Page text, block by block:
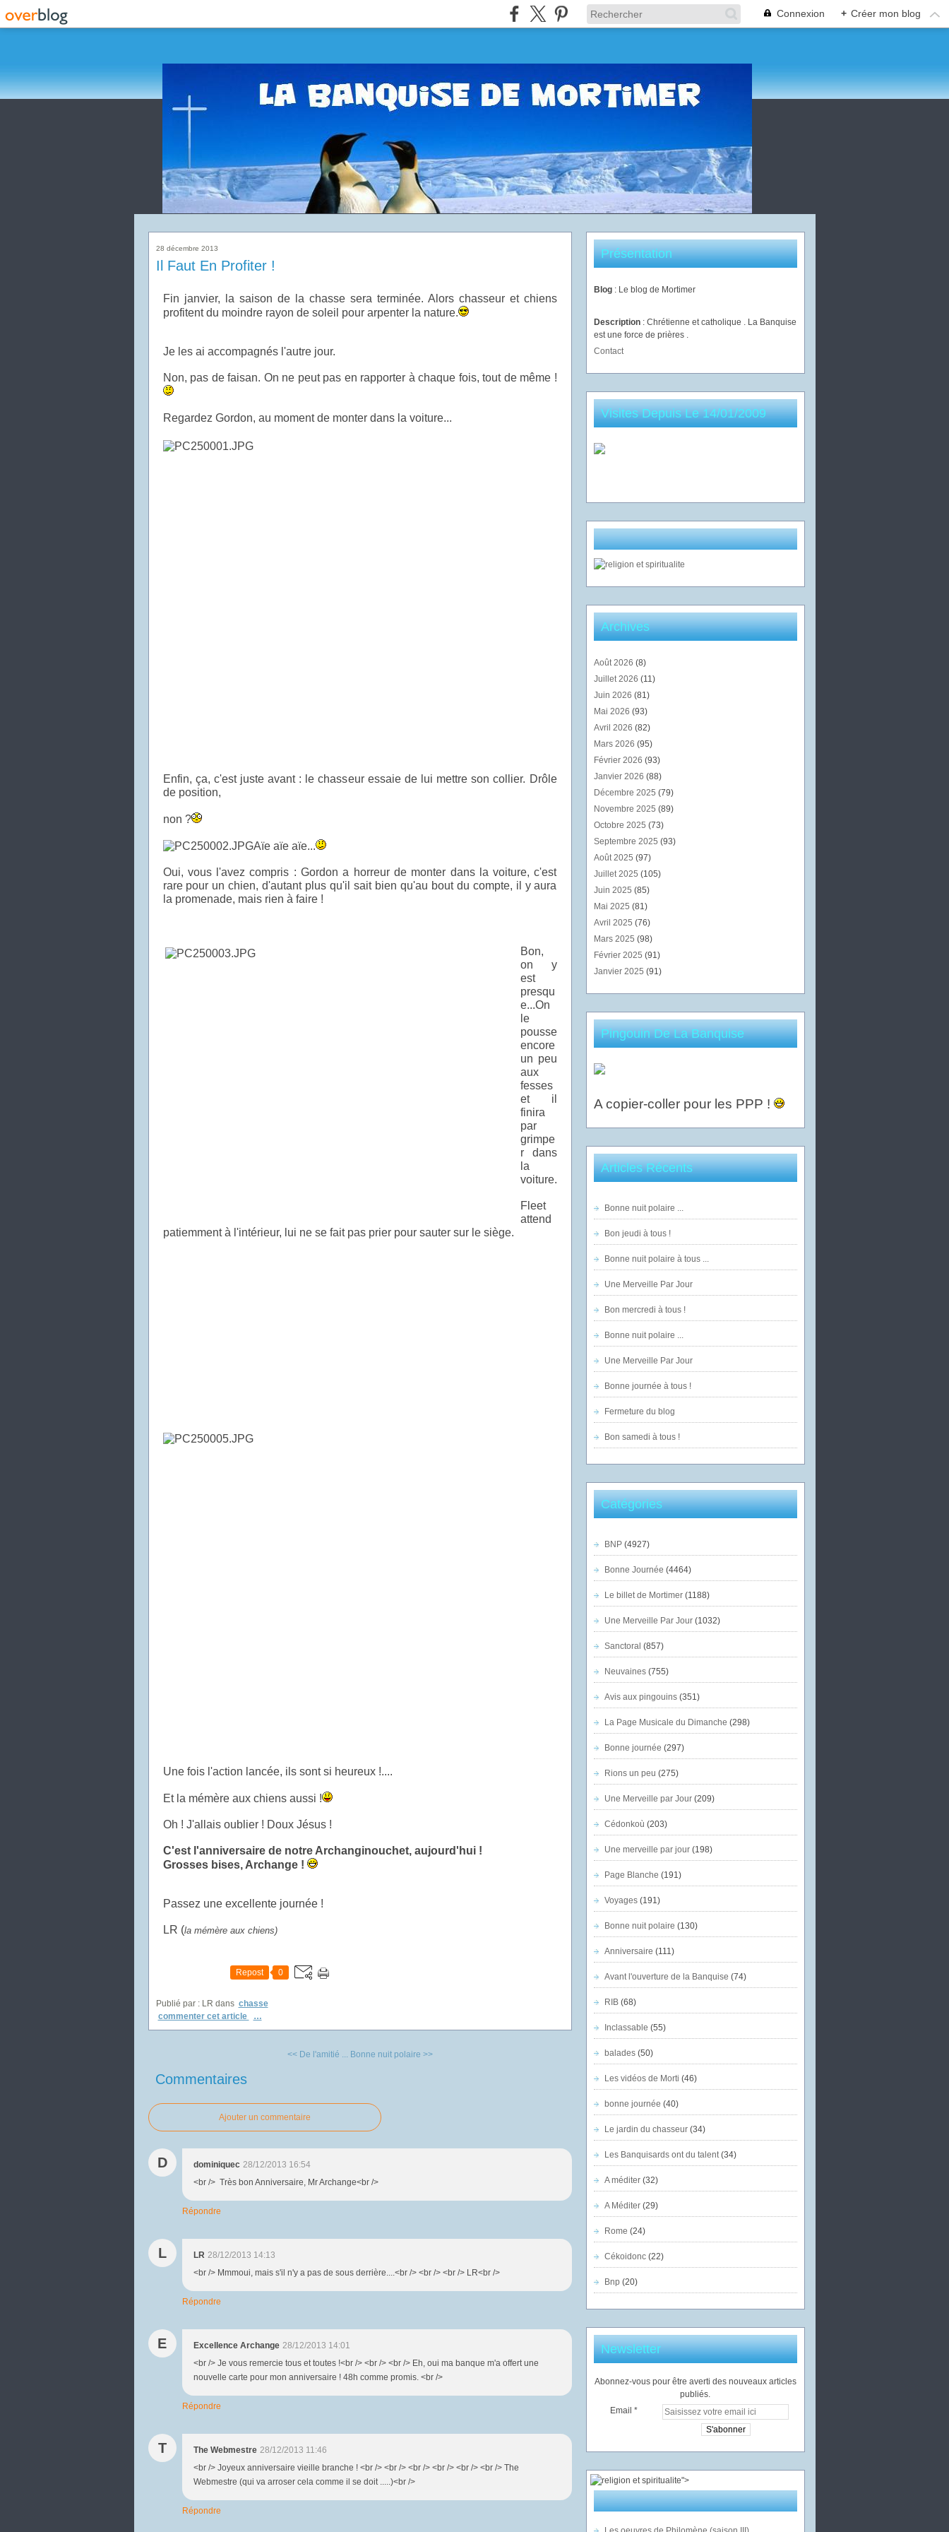
Connexion + Créer mon blog
28 décembre 2013
Il Faut En Profiter !
Fin janvier, la saison de la chasse sera terminée. Alors chasseur et chiens
profitent du moindre rayon de soleil pour arpenter la nature.
Je les ai accompagnés l'autre jour.
Non, pas de faisan. On ne peut pas en rapporter à chaque fois, tout de même !
Regardez Gordon, au moment de monter dans la voiture...
Enfin, ça, c'est juste avant : le chasseur essaie de lui mettre son collier. Drôle
de position,
non ?
Aïe aïe aïe...
Oui, vous l'avez compris : Gordon a horreur de monter dans la voiture, c'est
rare pour un chien, d'autant plus qu'il sait bien qu'au bout du compte, il y aura
la promenade, mais rien à faire !
Bon,
on y
est
presqu
e...On
le
pousse
encore
un peu
aux
fesses
et il
finira
par
grimpe
r dans
la
voiture.
Fleet
attend
patiemment à l'intérieur, lui ne se fait pas prier pour sauter sur le siège.
Une fois l'action lancée, ils sont si heureux !....
Et la mémère aux chiens aussi !
Oh ! J'allais oublier ! Doux Jésus !
C'est l'anniversaire de notre Archanginouchet, aujourd'hui !
Grosses bises, Archange !
Passez une excellente journée !
LR (la mémère aux chiens)
Repost 0
Publié par : LR dans chasse
commenter cet article
…
<< De l'amitié ... Bonne nuit polaire >>
Commentaires
Ajouter un commentaire
D dominiquec 28/12/2013 16:54
<br /> Très bon Anniversaire, Mr Archange<br />
Répondre
L LR 28/12/2013 14:13
<br /> Mmmoui, mais s'il n'y a pas de sous derrière....<br /> <br /> <br /> LR<br />
Répondre
E Excellence Archange 28/12/2013 14:01
<br /> Je vous remercie tous et toutes !<br /> <br /> <br /> Eh, oui ma banque m'a offert une
nouvelle carte pour mon anniversaire ! 48h comme promis. <br />
Répondre
T The Webmestre 28/12/2013 11:46
<br /> Joyeux anniversaire vieille branche ! <br /> <br /> <br /> <br /> <br /> <br /> The
Webmestre (qui va arroser cela comme il se doit .....)<br />
Répondre
Présentation
Blog : Le blog de Mortimer
Description : Chrétienne et catholique . La Banquise
est une force de prières .
Contact
Visites Depuis Le 14/01/2009
Archives
Août 2026 (8)
Juillet 2026 (11)
Juin 2026 (81)
Mai 2026 (93)
Avril 2026 (82)
Mars 2026 (95)
Février 2026 (93)
Janvier 2026 (88)
Décembre 2025 (79)
Novembre 2025 (89)
Octobre 2025 (73)
Septembre 2025 (93)
Août 2025 (97)
Juillet 2025 (105)
Juin 2025 (85)
Mai 2025 (81)
Avril 2025 (76)
Mars 2025 (98)
Février 2025 (91)
Janvier 2025 (91)
Pingouin De La Banquise
A copier-coller pour les PPP !
Articles Récents
Bonne nuit polaire ...
Bon jeudi à tous !
Bonne nuit polaire à tous ...
Une Merveille Par Jour
Bon mercredi à tous !
Bonne nuit polaire ...
Une Merveille Par Jour
Bonne journée à tous !
Fermeture du blog
Bon samedi à tous !
Catégories
BNP(4927)
Bonne Journée (4464)
Le billet de Mortimer(1188)
Une Merveille Par Jour(1032)
Sanctoral (857)
Neuvaines(755)
Avis aux pingouins(351)
La Page Musicale du Dimanche (298)
Bonne journée (297)
Rions un peu (275)
Une Merveille par Jour(209)
Cédonkoù (203)
Une merveille par jour(198)
Page Blanche (191)
Voyages(191)
Bonne nuit polaire (130)
Anniversaire (111)
Avant l'ouverture de la Banquise (74)
RIB(68)
Inclassable (55)
balades(50)
Les vidéos de Morti (46)
bonne journée (40)
Le jardin du chasseur(34)
Les Banquisards ont du talent(34)
A méditer(32)
A Méditer(29)
Rome (24)
Cékoidonc(22)
Bnp (20)
Newsletter
Abonnez-vous pour être averti des nouveaux articles
publiés.
Email
">